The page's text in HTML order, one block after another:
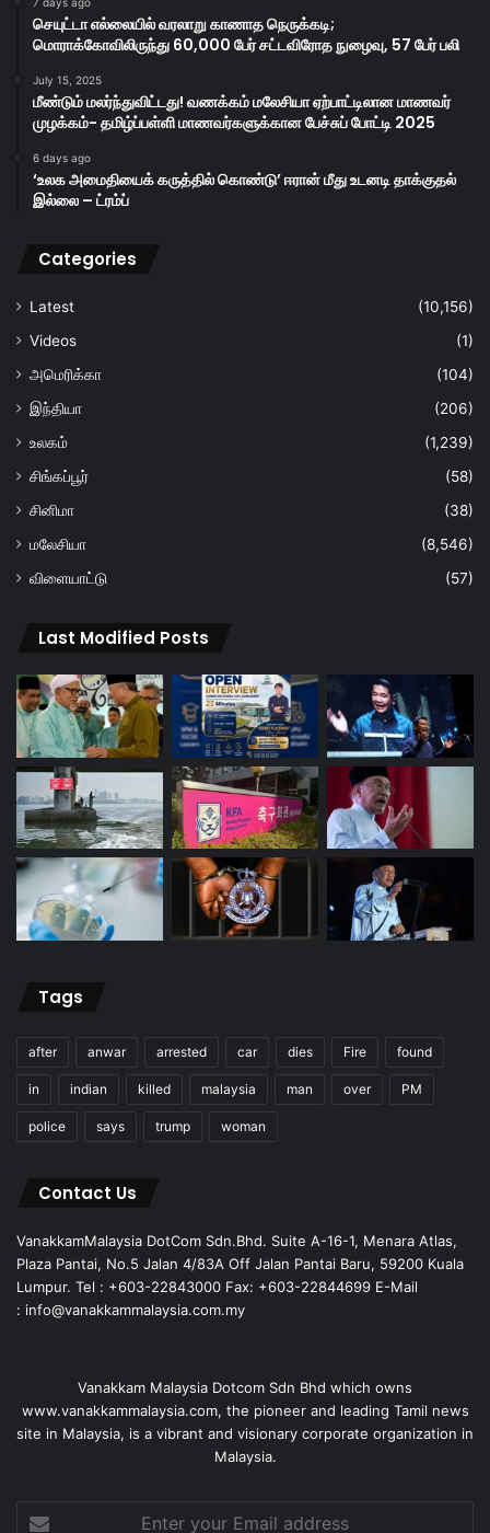
செயுட்டா எல்லையில் வரலாறு காணாத நெருக்கடி;
மொராக்கோவிலிருந்து 60,000 பேர் சட்டவிரோத நுழைவு, 57 பேர் பலி
July 15, 2025
மீண்டும் மலர்ந்துவிட்டது! வணக்கம் மலேசியா ஏற்பாட்டிலான மாணவர்
முழக்கம்- தமிழ்ப்பள்ளி மாணவர்களுக்கான பேச்சுப் போட்டி 2025
6 days ago
‘உலக அமைதியைக் கருத்தில் கொண்டு’ ஈரான் மீது உடனடி தாக்குதல்
இல்லை – ட்ரம்ப்
Categories
Latest
(10,156)
Videos
(1)
அமெரிக்கா
(104)
இந்தியா
(206)
உலகம்
(1,239)
சிங்கப்பூர்
(58)
சினிமா
(38)
மலேசியா
(8,546)
விளையாட்டு
(57)
Last Modified Posts
Tags
after anwar arrested car dies Fire found
in indian killed malaysia man over PM
police says trump woman
Contact Us
VanakkamMalaysia DotCom Sdn.Bhd. Suite A-16-1, Menara Atlas,
Plaza Pantai, No.5 Jalan 4/83A Off Jalan Pantai Baru, 59200 Kuala
Lumpur. Tel : +603-22843000 Fax: +603-22844699 E-Mail
: info@vanakkammalaysia.com.my
Vanakkam Malaysia Dotcom Sdn Bhd which owns
www.vanakkammalaysia.com, the pioneer and leading Tamil news
site in Malaysia, is a vibrant and visionary corporate organization in
Malaysia.